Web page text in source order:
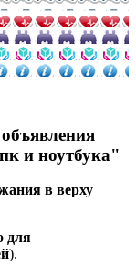
и ноутбука"
в верху
для
).